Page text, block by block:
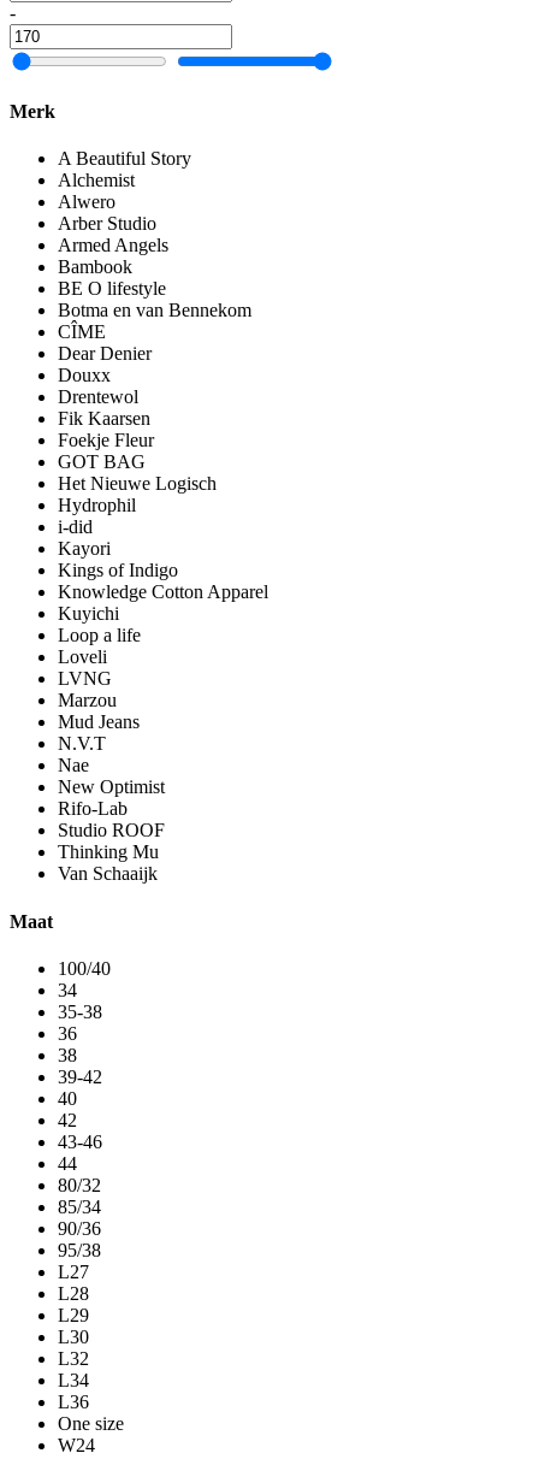
-
Merk
A Beautiful Story
Alchemist
Alwero
Arber Studio
Armed Angels
Bambook
BE O lifestyle
Botma en van Bennekom
CÎME
Dear Denier
Douxx
Drentewol
Fik Kaarsen
Foekje Fleur
GOT BAG
Het Nieuwe Logisch
Hydrophil
i-did
Kayori
Kings of Indigo
Knowledge Cotton Apparel
Kuyichi
Loop a life
Loveli
LVNG
Marzou
Mud Jeans
N.V.T
Nae
New Optimist
Rifo-Lab
Studio ROOF
Thinking Mu
Van Schaaijk
Maat
100/40
34
35-38
36
38
39-42
40
42
43-46
44
80/32
85/34
90/36
95/38
L27
L28
L29
L30
L32
L34
L36
One size
W24